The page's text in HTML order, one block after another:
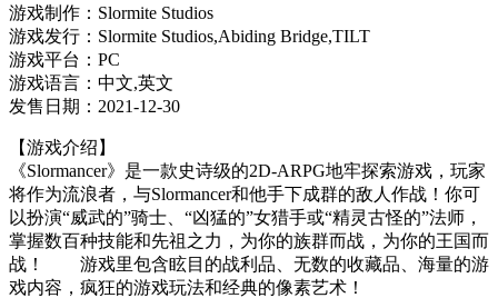
游戏制作：Slormite Studios
游戏发行：Slormite Studios,Abiding Bridge,TILT
游戏平台：PC
游戏语言：中文,英文
发售日期：2021-12-30
【游戏介绍】
《Slormancer》是一款史诗级的2D-ARPG地牢探索游戏，玩家
将作为流浪者，与Slormancer和他手下成群的敌人作战！你可
以扮演“威武的”骑士、“凶猛的”女猎手或“精灵古怪的”法师，
掌握数百种技能和先祖之力，为你的族群而战，为你的王国而
战！ 游戏里包含眩目的战利品、无数的收藏品、海量的游
戏内容，疯狂的游戏玩法和经典的像素艺术！